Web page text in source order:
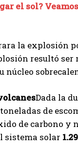
el sol?
la explosión
resultó ser
Dada la
de
de carbono y
sistema solar